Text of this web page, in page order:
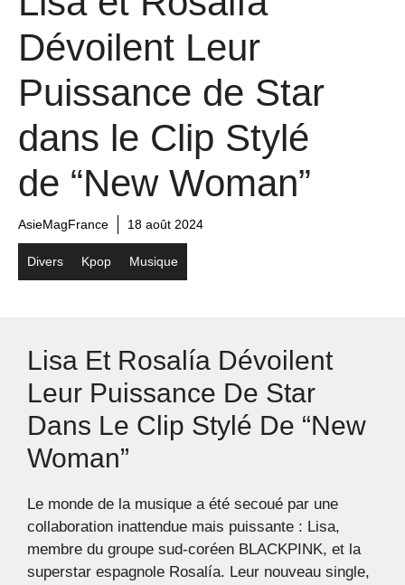
Dévoilent Leur
Puissance de Star
dans le Clip Stylé
de “New Woman”
AsieMagFrance 18 août 2024
Divers Kpop Musique
Lisa Et Rosalía Dévoilent
Leur Puissance De Star
Dans Le Clip Stylé De “New
Woman”
Le monde de la musique a été secoué par une
collaboration inattendue mais puissante : Lisa,
membre du groupe sud-coréen BLACKPINK, et la
superstar espagnole Rosalía. Leur nouveau single,